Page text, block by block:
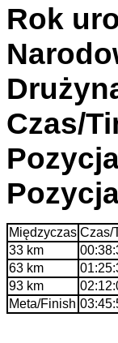
Rok
Czas/
Międzyczas Czas/
33 km
63 km
93 km
Meta/Finish